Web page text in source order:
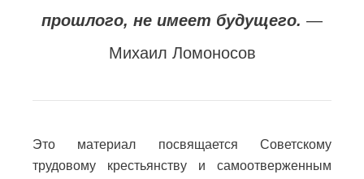
прошлого, не имеет будущего. —
Михаил Ломоносов
Это материал посвящается Советскому
трудовому крестьянству и самоотверженным